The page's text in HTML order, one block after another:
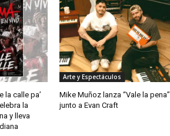
la calle pa’
la
y lleva
Arte y Espectáculos
Mike Muñoz lanza “Vale la pena”
junto a Evan Craft